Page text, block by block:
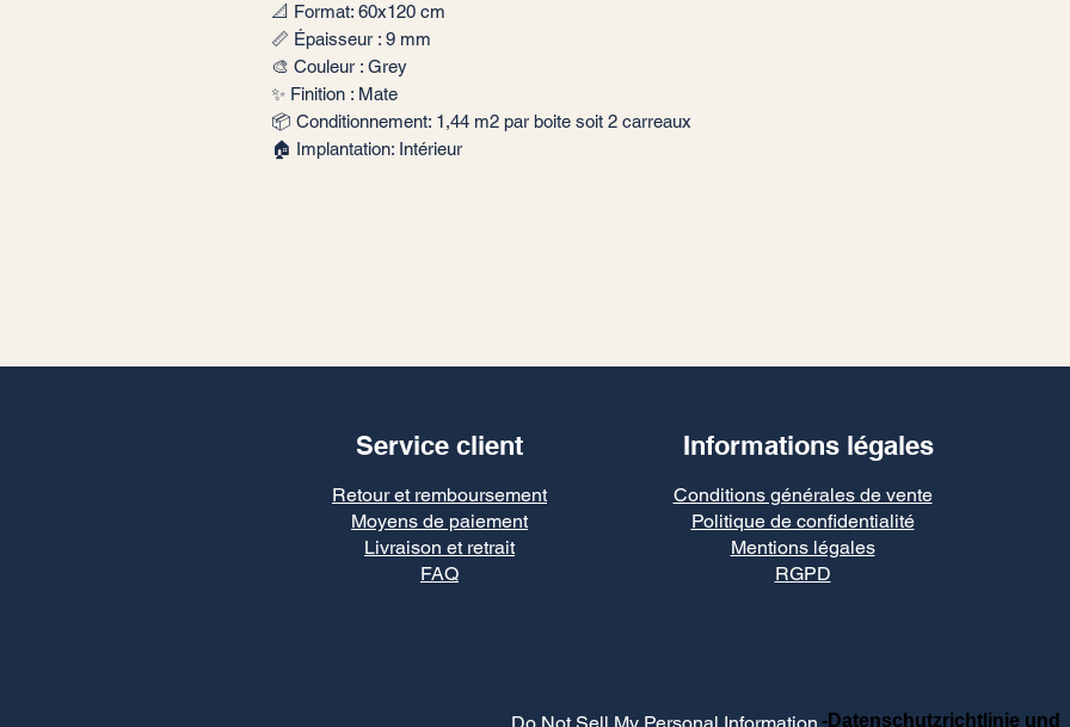
📐 Format: 60x120 cm
📏 Épaisseur : 9 mm
🎨 Couleur : Grey
✨ Finition : Mate
📦 Conditionnement: 1,44 m2 par boite soit 2 carreaux
🏠 Implantation: Intérieur
Service client Informations légales
Retour et remboursement
Moyens de paiement
Livraison et retrait
FAQ
Conditions générales de vente
Politique de confidentialité
Mentions légales
RGPD
-Datenschutzrichtlinie und